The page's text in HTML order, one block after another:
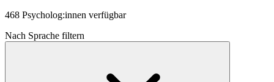
468 Psycholog:innen verfügbar
Nach Sprache filtern